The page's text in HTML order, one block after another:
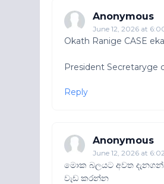
Anonymous
June 12, 2026 at
Okath Ranige CASE
President Secretaryge
Reply
Anonymous
June 12, 2026 at
මොක බලයට අවත
වැඩ කරන්න